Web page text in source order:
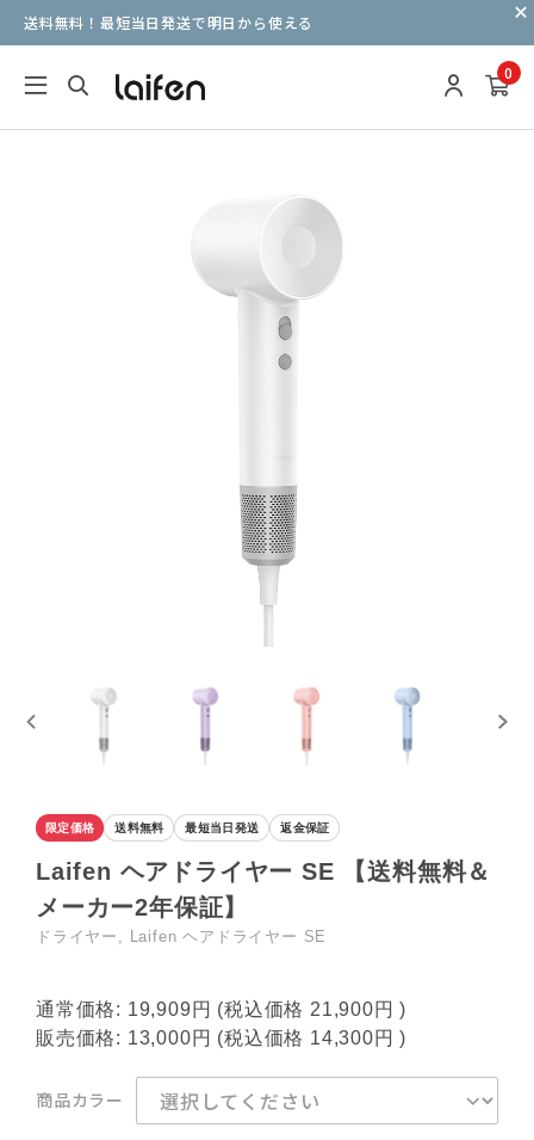
送料無料！最短当日発送で明日から使える
0
限定価格 送料無料 最短当日発送 返金保証
Laifen ヘアドライヤー SE 【送料無料＆
メーカー2年保証】
ドライヤー, Laifen ヘアドライヤー SE
通常価格: 19,909円 (税込価格21,900円 )
販売価格: 13,000円 (税込価格 14,300円 )
商品カラー